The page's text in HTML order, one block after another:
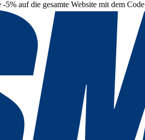
auf die gesamte Website mit dem Code